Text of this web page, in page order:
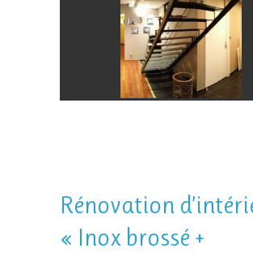
Rénovation
« Inox brossé +